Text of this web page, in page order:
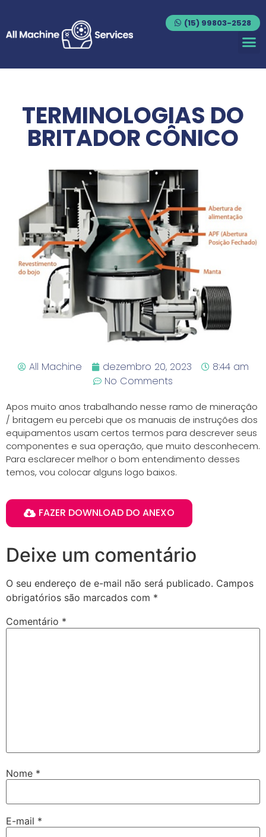
(15) 99803-2528
TERMINOLOGIAS DO
BRITADOR CÔNICO
All Machine dezembro 20, 2023
8:44 am
No Comments
Apos muito anos trabalhando nesse ramo de mineração
/ britagem eu percebi que os manuais de instruções dos
equipamentos usam certos termos para descrever seus
componentes e sua operação, que muito desconhecem.
Para esclarecer melhor o bom entendimento desses
temos, vou colocar alguns logo baixos.
FAZER DOWNLOAD DO ANEXO
Deixe um comentário
O seu endereço de e-mail não será publicado. Campos
obrigatórios são marcados com *
Comentário *
Nome *
E-mail *